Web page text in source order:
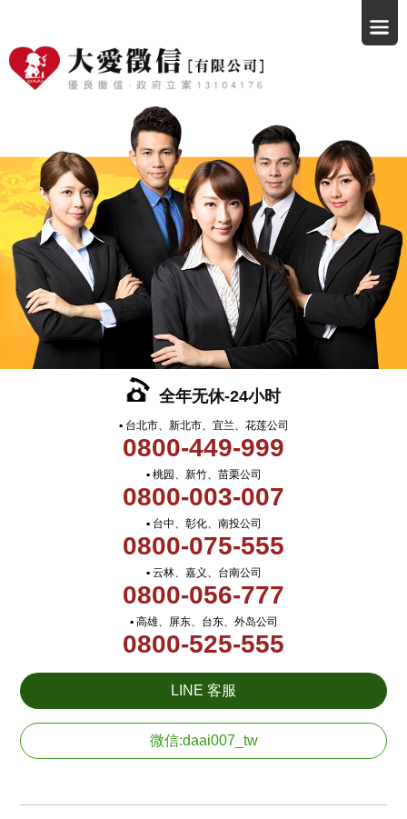
全年无休-24小时
▪ 台北市、新北市、宜兰、花莲公司
0800-449-999
▪ 桃园、新竹、苗栗公司
0800-003-007
▪ 台中、彰化、南投公司
0800-075-555
▪ 云林、嘉义、台南公司
0800-056-777
▪ 高雄、屏东、台东、外岛公司
0800-525-555
LINE 客服
微信:daai007_tw